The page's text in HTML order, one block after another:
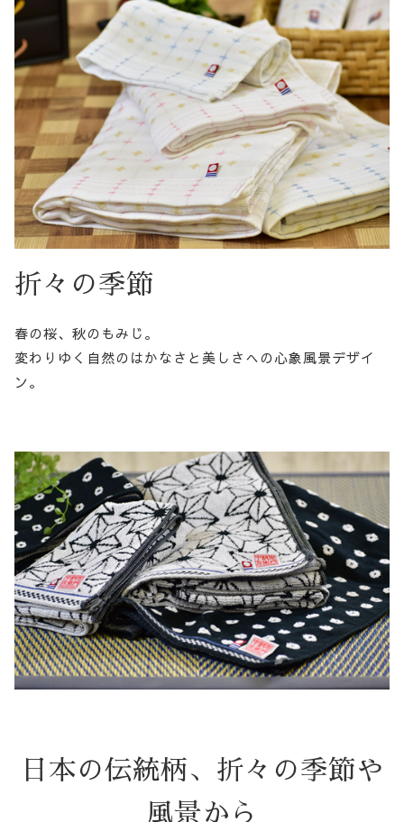
折々の季節
春の桜、秋のもみじ。
変わりゆく自然のはかなさと美しさへの心象風景デザイ
ン。
日本の伝統柄、折々の季節や
風景から